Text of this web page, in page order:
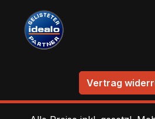
Vertrag